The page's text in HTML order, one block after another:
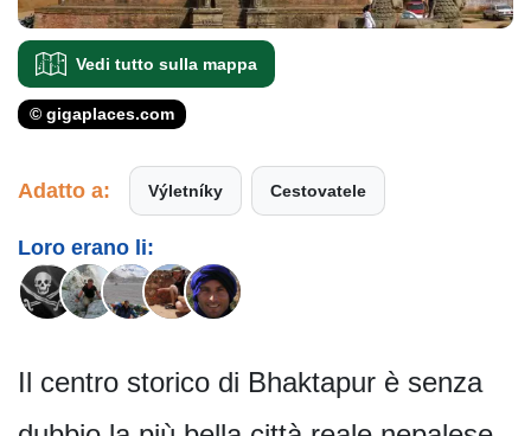
Vedi tutto sulla mappa
© gigaplaces.com
Adatto a: Výletníky Cestovatele
Loro erano li:
Il centro storico di Bhaktapur è senza